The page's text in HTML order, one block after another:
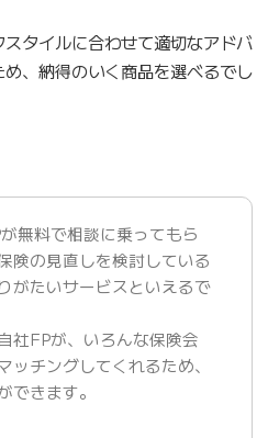
タイルに合わせて適切なアドバ
、納得のいく商品を選べるでし
無料で相談に乗ってもら
険の見直しを検討している
がたいサービスといえるで
社FPが、いろんな保険会
ッチングしてくれるため、
できます。